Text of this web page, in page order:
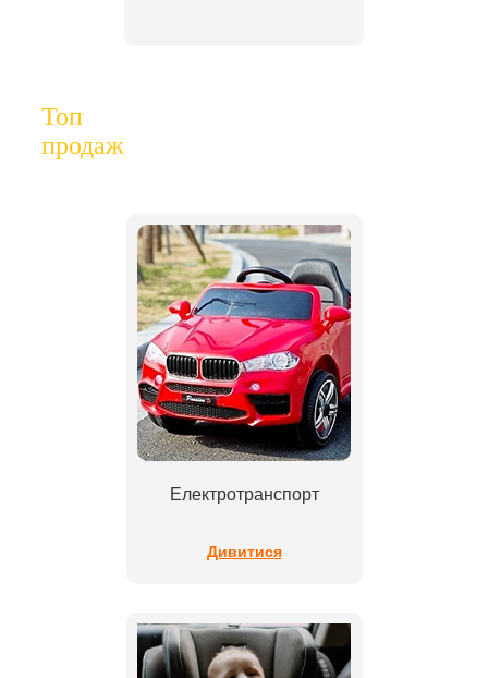
Топ
продаж
Електротранспорт
Дивитися